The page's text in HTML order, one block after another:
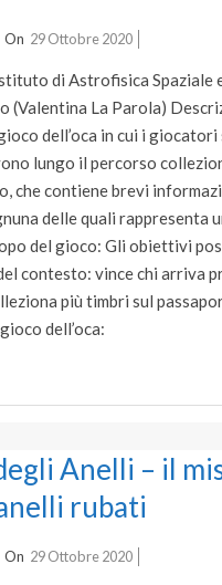
On 29 Ottobre 2020
di Astrofisica Spaziale
(Valentina La Parola)
dell’oca in cui i
lungo il percorso
che contiene brevi
delle quali rappresenta
del gioco: Gli obiettivi
contesto: vince chi arriva
più timbri sul
dell’oca:
Anelli – il
rubati
On 29 Ottobre 2020